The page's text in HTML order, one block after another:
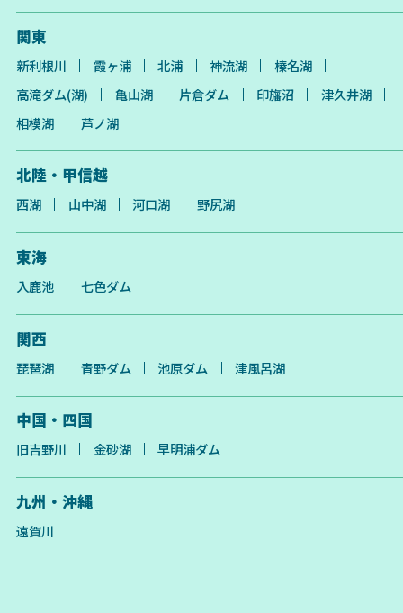
関東
新利根川 霞ヶ浦 北浦 神流湖
榛名湖
高滝ダム(湖)
亀山湖 片倉ダム 印旛沼
津久井湖
相模湖
芦ノ湖
北陸・甲信越
西湖 山中湖 河口湖 野尻湖
東海
入鹿池 七色ダム
関西
琵琶湖 青野ダム 池原ダム 津風呂湖
中国・四国
旧吉野川 金砂湖 早明浦ダム
九州・沖縄
遠賀川